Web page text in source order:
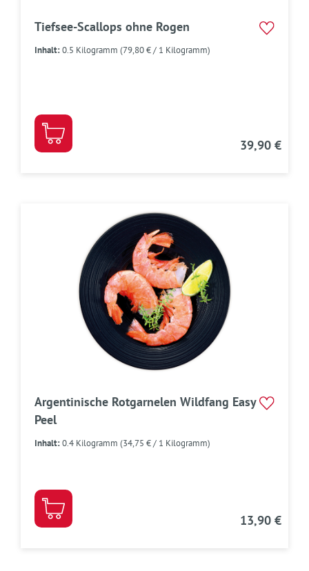
Tiefsee-Scallops ohne Rogen
Inhalt:0.5 Kilogramm (79,80 € / 1 Kilogramm)
39,90 €
Argentinische Rotgarnelen Wildfang Easy
Peel
Inhalt:0.4 Kilogramm (34,75 € / 1 Kilogramm)
13,90 €